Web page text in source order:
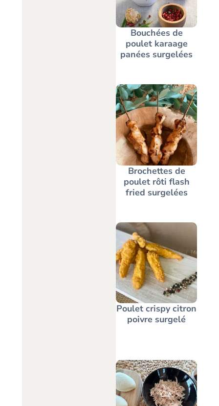
Bouchées de
poulet karaage
panées surgelées
Brochettes de
poulet rôti flash
fried surgelées
Poulet crispy citron
poivre surgelé